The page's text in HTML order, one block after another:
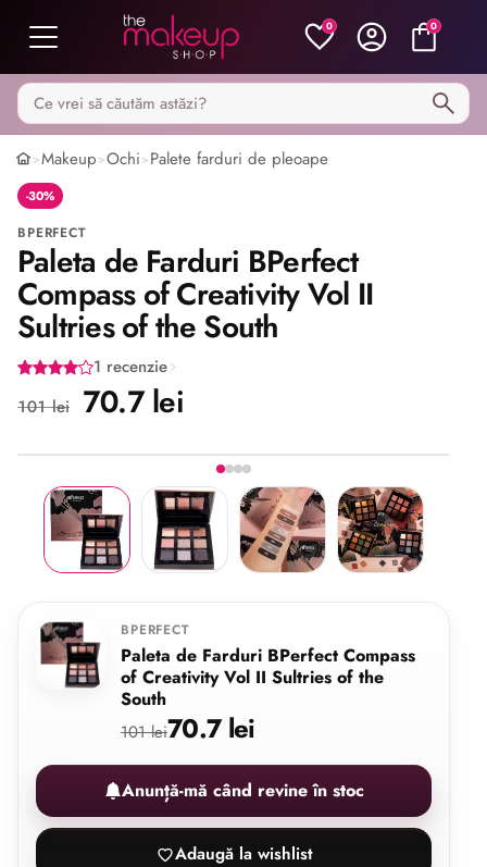
0 0
Caută pe MakeupShop
>Makeup>Ochi>Palete farduri de pleoape
-30%
BPERFECT
Paleta de Farduri BPerfect
Compass of Creativity Vol II
Sultries of the South
1 recenzie
101 lei 70.7 lei
Share
Imaginea 1 din 4
BPERFECT
Paleta de Farduri BPerfect Compass
of Creativity Vol II Sultries of the
South
101 lei70.7 lei
Anunță-mă când revine în stoc
Adaugă la wishlist